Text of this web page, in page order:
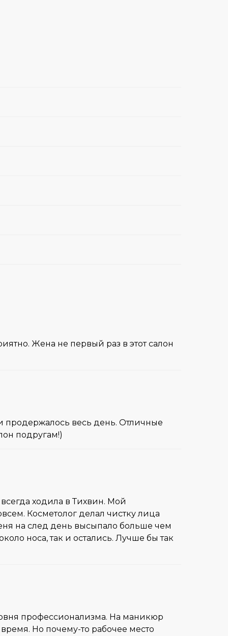
Жена не первый раз в этот салон
продержалось весь день. Отличные
подругам!)
ходила в Тихвин. Мой
Косметолог делал чистку лица
на след день высыпало больше чем
носа, так и остались. Лучше бы так
профессионализма. На маникюр
Но почему-то рабочее место